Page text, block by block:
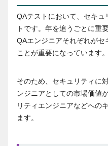
QAテストにおいて、セキ
トです。年を追うごとに重
QAエンジニアそれぞれがセ
ことが重要になっています。
そのため、セキュリティに
ンジニアとしての市場価値
リティエンジニアなどへの
ます。